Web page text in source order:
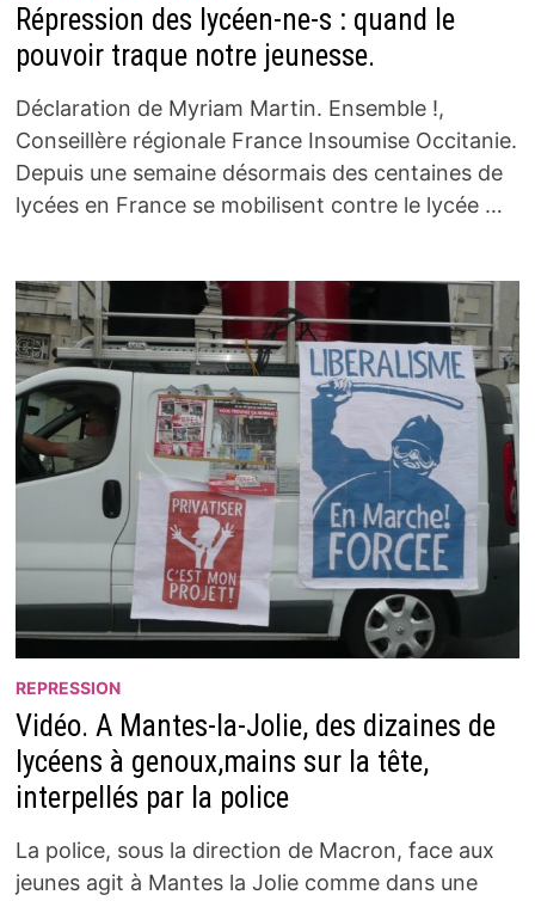
Répression des lycéen-ne-s : quand le
pouvoir traque notre jeunesse.
Déclaration de Myriam Martin. Ensemble !,
Conseillère régionale France Insoumise Occitanie.
Depuis une semaine désormais des centaines de
lycées en France se mobilisent contre le lycée …
REPRESSION
Vidéo. A Mantes-la-Jolie, des dizaines de
lycéens à genoux,mains sur la tête,
interpellés par la police
La police, sous la direction de Macron, face aux
jeunes agit à Mantes la Jolie comme dans une